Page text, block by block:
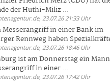
der Huthi-Miliz ...
23.07.26 21:33 Uhr
Messerangriff in einer Bank im
Rennweg haben
23.07.26 18:46 Uhr
ist am Donnerstag ein
in einer ...
23.07.26 17:42 Uhr